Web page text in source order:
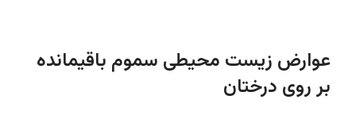
عوارض زیست محیطی سموم باقیمانده
بر روی درختان